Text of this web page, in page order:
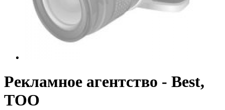
Рекламное агентство - Best,
ТОО